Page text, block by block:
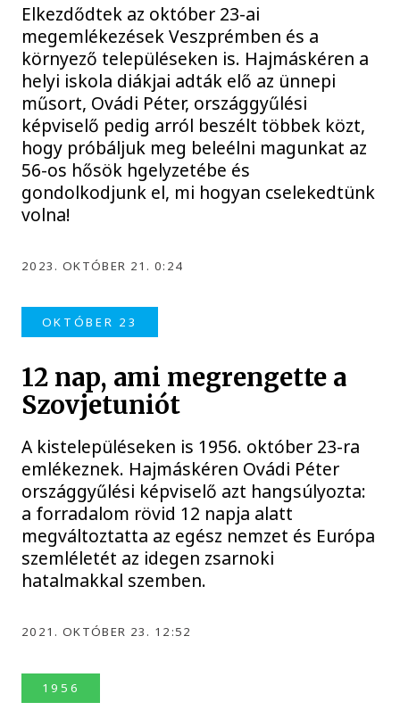
Elkezdődtek az október 23-ai
megemlékezések Veszprémben és a
környező településeken is. Hajmáskéren a
helyi iskola diákjai adták elő az ünnepi
műsort, Ovádi Péter, országgyűlési
képviselő pedig arról beszélt többek közt,
hogy próbáljuk meg beleélni magunkat az
56-os hősök hgelyzetébe és
gondolkodjunk el, mi hogyan cselekedtünk
volna!
2023. OKTÓBER 21. 0:24
OKTÓBER 23
12 nap, ami megrengette a
Szovjetuniót
A kistelepüléseken is 1956. október 23-ra
emlékeznek. Hajmáskéren Ovádi Péter
országgyűlési képviselő azt hangsúlyozta:
a forradalom rövid 12 napja alatt
megváltoztatta az egész nemzet és Európa
szemléletét az idegen zsarnoki
hatalmakkal szemben.
2021. OKTÓBER 23. 12:52
1956